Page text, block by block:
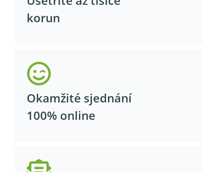
korun
Okamžité sjednání
100% online